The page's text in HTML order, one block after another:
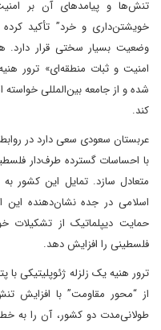
تنش‌ها و پیامدهای آن بر
خویشتن‌داری و خرد” تأکید کرده
وضعیت بسیار سختی قرار دارد.
امنیت و ثبات منطقه‌ای» ترور
شده و از جامعه بین‌المللی
کند.
عربستان سعودی سعی دارد در
با احساسات گسترده طرف‌دار
متعادل سازد. تمایل این کشور
اسلامی در جده نشان‌دهنده این
حمایت دیپلماتیک از تشکیلات
فلسطینی را افزایش دهد.
ترور هنیه یک زلزله ژئوپلیتیکی با
از “محور مقاومت” با افزایش
طولانی‌مدت دو کشور، آن را به